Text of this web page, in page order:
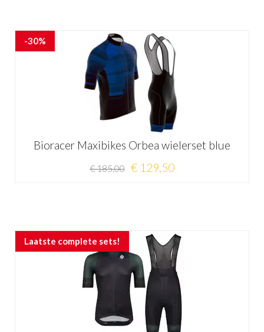
-30%
Bioracer Maxibikes Orbea wielerset blue
€ 185,00 € 129,50
Laatste complete sets!